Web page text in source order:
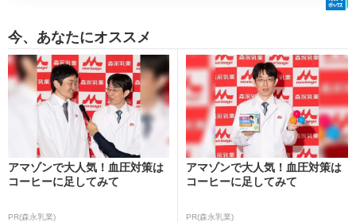
今、あなたにオススメ
アマゾンで大人気！血圧対策は
コーヒーに足してみて
PR(森永乳業)
アマゾンで大人気！血圧対策は
コーヒーに足してみて
PR(森永乳業)